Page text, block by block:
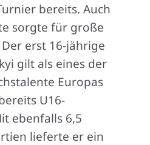
bereits. Auch
sorgte für große
erst 16-jährige
gilt als eines der
Europas
U16-
ebenfalls 6,5
lieferte er ein